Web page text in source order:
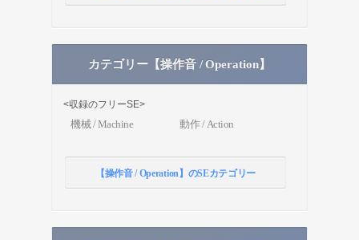
カテゴリー【操作音 / Operation】
<収録のフリーSE>
機械 / Machine 動作 / Action
【操作音 / Operation】のSEカテゴリー